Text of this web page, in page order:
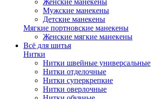
Женские манекены
Мужские манекены
Детские манекены
Мягкие портновские манекены
Женские мягкие манекены
Всё для шитья
Нитки
Нитки швейные универсальные
Нитки отделочные
Нитки суперкрепкие
Нитки оверлочные